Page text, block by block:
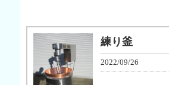
練り釜
2022/09/26